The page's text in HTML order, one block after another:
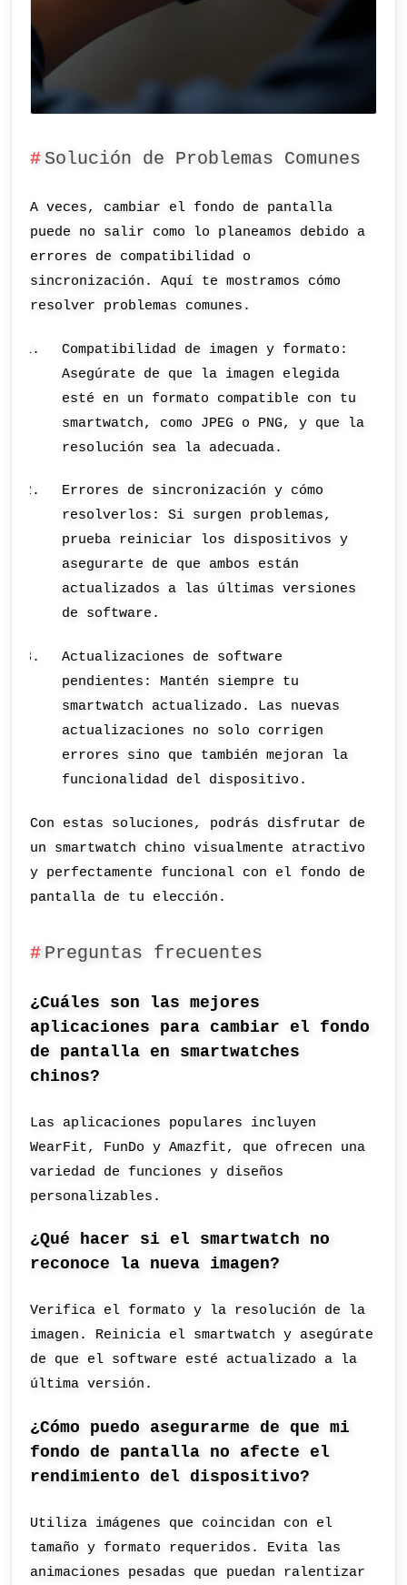
Solución de Problemas Comunes
A veces, cambiar el fondo de pantalla
puede no salir como lo planeamos debido a
errores de compatibilidad o
sincronización. Aquí te mostramos cómo
resolver problemas comunes.
Compatibilidad de imagen y formato:
Asegúrate de que la imagen elegida
esté en un formato compatible con tu
smartwatch, como JPEG o PNG, y que la
resolución sea la adecuada.
Errores de sincronización y cómo
resolverlos: Si surgen problemas,
prueba reiniciar los dispositivos y
asegurarte de que ambos están
actualizados a las últimas versiones
de software.
Actualizaciones de software
pendientes: Mantén siempre tu
smartwatch actualizado. Las nuevas
actualizaciones no solo corrigen
errores sino que también mejoran la
funcionalidad del dispositivo.
Con estas soluciones, podrás disfrutar de
un smartwatch chino visualmente atractivo
y perfectamente funcional con el fondo de
pantalla de tu elección.
Preguntas frecuentes
¿Cuáles son las mejores
aplicaciones para cambiar el fondo
de pantalla en smartwatches
chinos?
Las aplicaciones populares incluyen
WearFit, FunDo y Amazfit, que ofrecen una
variedad de funciones y diseños
personalizables.
¿Qué hacer si el smartwatch no
reconoce la nueva imagen?
Verifica el formato y la resolución de la
imagen. Reinicia el smartwatch y asegúrate
de que el software esté actualizado a la
última versión.
¿Cómo puedo asegurarme de que mi
fondo de pantalla no afecte el
rendimiento del dispositivo?
Utiliza imágenes que coincidan con el
tamaño y formato requeridos. Evita las
animaciones pesadas que puedan ralentizar